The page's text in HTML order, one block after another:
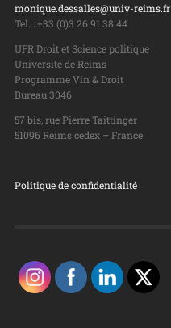
monique.dessalles@univ-reims.fr
Tel. : +33 (0)3 26 91 38 44
UFR Droit et Science politique
Université de Reims
Programme Vin & Droit
Bureau 3046
57 bis, rue Pierre Taittinger
51096 Reims cedex – France
Politique de confidentialité